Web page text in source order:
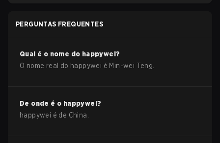
PERGUNTAS FREQUENTES
Qual é o nome do happywei?
O nome real do happywei é Min-wei Teng
De onde é o happywei?
happywei é de China